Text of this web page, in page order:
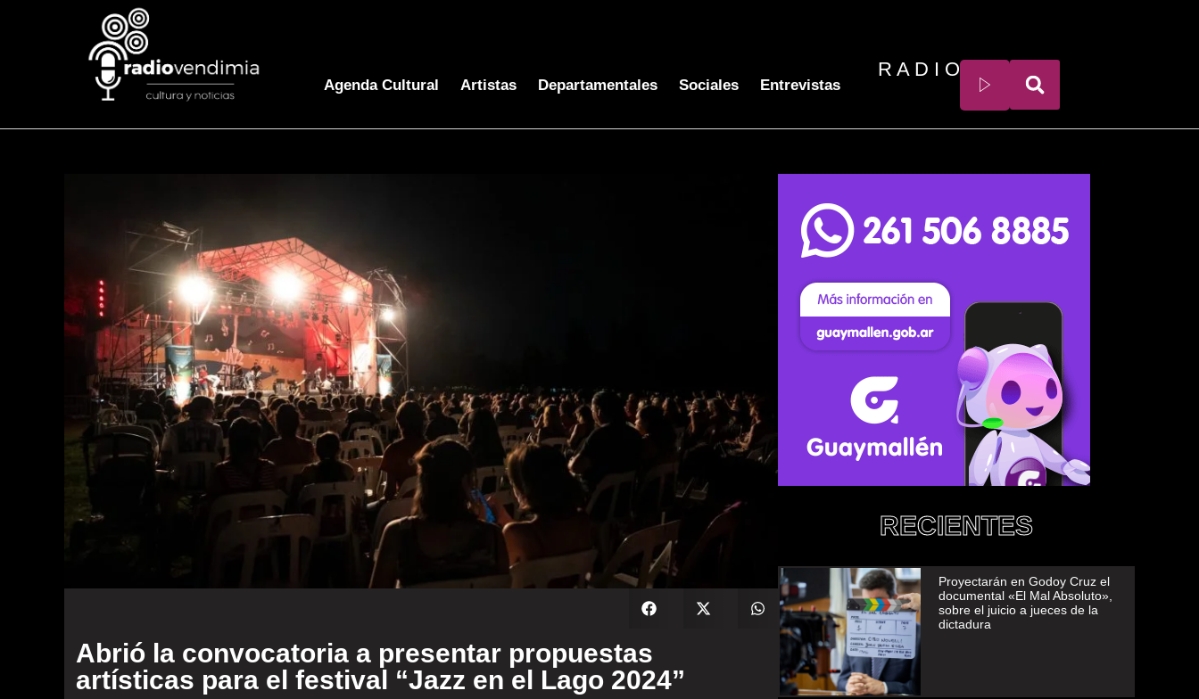
Agenda Cultural Artistas Departamentales Sociales Entrevistas
R A D I O
Abrió la convocatoria a presentar propuestas
artísticas para el festival “Jazz en el Lago 2024”
RECIENTES
Proyectarán en Godoy Cruz el
documental «El Mal Absoluto»,
sobre el juicio a jueces de la
dictadura